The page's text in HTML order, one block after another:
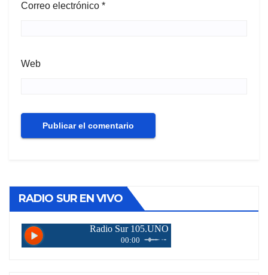
Correo electrónico *
Web
RADIO SUR EN VIVO